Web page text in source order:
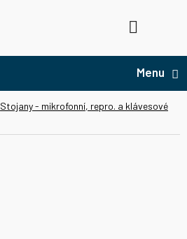
Stojany - mikrofonní, repro. a klávesové